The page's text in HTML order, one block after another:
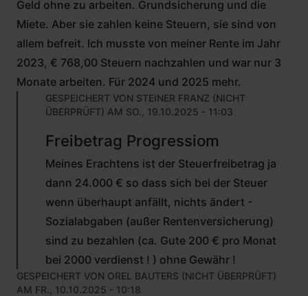
Geld ohne zu arbeiten. Grundsicherung und die
Miete. Aber sie zahlen keine Steuern, sie sind von
allem befreit. Ich musste von meiner Rente im Jahr
2023, € 768,00 Steuern nachzahlen und war nur 3
Monate arbeiten. Für 2024 und 2025 mehr.
GESPEICHERT VON STEINER FRANZ (NICHT
ÜBERPRÜFT) AM SO., 19.10.2025 - 11:03
AUF
UTE
ROBERTZ
ÜBERPRÜFT)
Freibetrag Progressiom
Meines Erachtens ist der Steuerfreibetrag ja
dann 24.000 € so dass sich bei der Steuer
wenn überhaupt anfällt, nichts ändert -
Sozialabgaben (außer Rentenversicherung)
sind zu bezahlen (ca. Gute 200 € pro Monat
bei 2000 verdienst ! ) ohne Gewähr !
GESPEICHERT VON OREL BAUTERS (NICHT ÜBERPRÜFT)
AM FR., 10.10.2025 - 10:18